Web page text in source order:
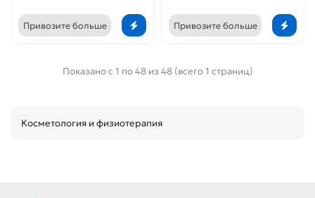
Привозите больше Привозите больше
Показано с 1 по 48 из 48 (всего 1 страниц)
Косметология и физиотерапия